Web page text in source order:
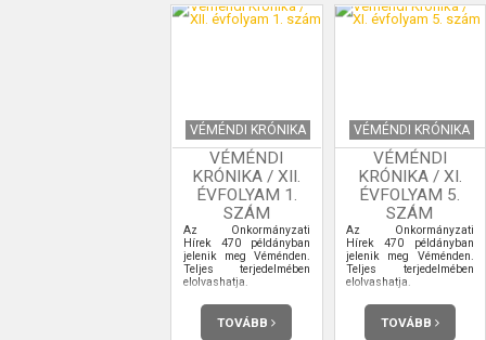
VÉMÉNDI KRÓNIKA
VÉMÉNDI
KRÓNIKA / XII.
ÉVFOLYAM 1.
SZÁM
Az Önkormányzati
Hírek 470 példányban
jelenik meg Véménden.
Teljes terjedelmében
elolvashatja.
TOVÁBB
VÉMÉNDI KRÓNIKA
VÉMÉNDI
KRÓNIKA / XI.
ÉVFOLYAM 5.
SZÁM
Az Önkormányzati
Hírek 470 példányban
jelenik meg Véménden.
Teljes terjedelmében
elolvashatja.
TOVÁBB